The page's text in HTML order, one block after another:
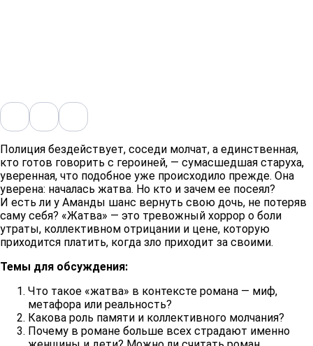
Полиция бездействует, соседи молчат, а единственная,
кто готов говорить с героиней, — сумасшедшая старуха,
уверенная, что подобное уже происходило прежде. Она
уверена: началась жатва. Но кто и зачем ее посеял?
И есть ли у Аманды шанс вернуть свою дочь, не потеряв
саму себя? «Жатва» — это тревожный хоррор о боли
утраты, коллективном отрицании и цене, которую
приходится платить, когда зло приходит за своими.
Темы для обсуждения:
Что такое «жатва» в контексте романа — миф,
метафора или реальность?
Какова роль памяти и коллективного молчания?
Почему в романе больше всех страдают именно